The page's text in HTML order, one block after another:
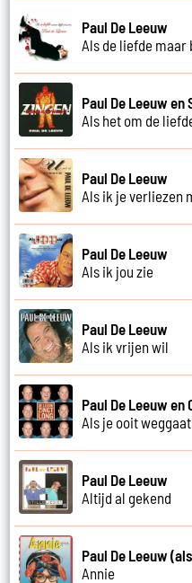
Paul De Leeuw
Als de liefde
Paul De Leeuw en
Als het om de
Paul De Leeuw
Als ik je verliezen
Paul De Leeuw
Als ik jou zie
Paul De Leeuw
Als ik vrijen wil
Paul De Leeuw
Als je ooit weggaat
Paul De Leeuw
Altijd al gekend
Paul De Leeuw
Annie